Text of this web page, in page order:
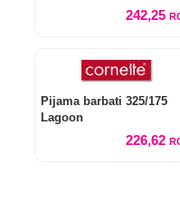
242,25
Pijama barbati 325/175
Lagoon
226,62